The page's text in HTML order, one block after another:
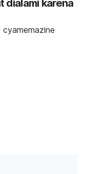
dialami karena
cyamemazine